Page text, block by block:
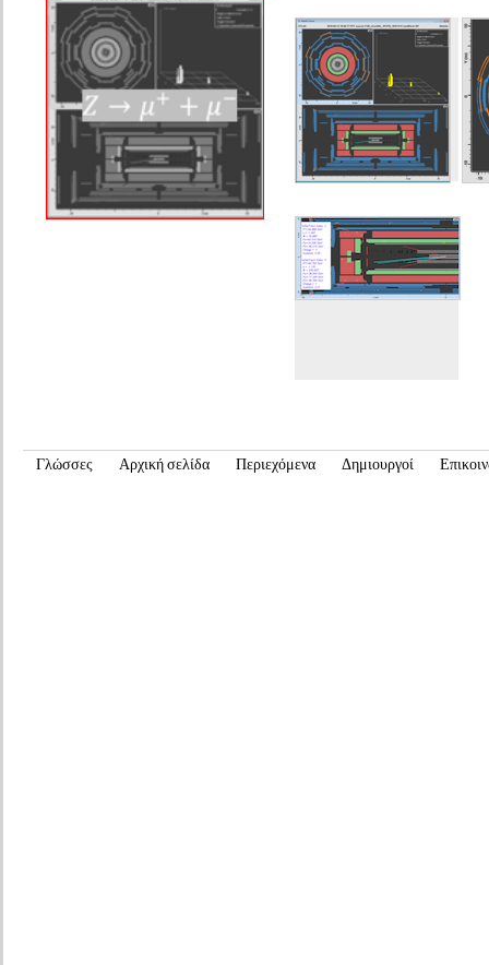
Γλώσσες Αρχική σελίδα Περιεχόμενα Δημιουργοί